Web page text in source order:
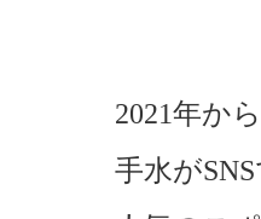
2021年か
手水が